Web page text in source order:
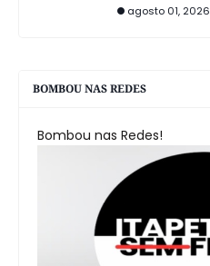
agosto 01, 2026
BOMBOU NAS REDES
Bombou nas Redes!